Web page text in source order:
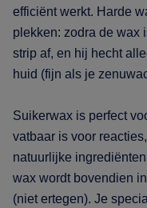
efficiënt werkt. Harde
plekken: zodra de wax
strip af, en hij hecht
huid (fijn als je
Suikerwax is perfect
vatbaar is voor
natuurlijke
wax wordt bovendien
(niet ertegen). Je